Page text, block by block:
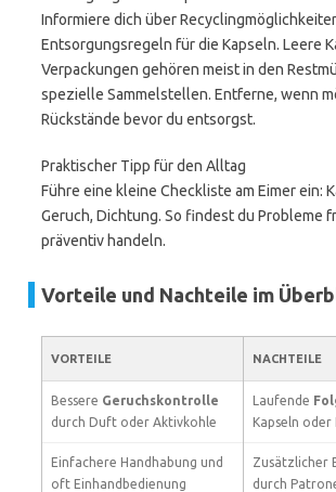
Informiere dich über
Entsorgungsregeln für die Kapseln. Leere
Verpackungen gehören meist in den
spezielle Sammelstellen. Entferne, wenn
Rückstände bevor du entsorgst.
Praktischer Tipp für den Alltag
Führe eine kleine Checkliste am Eimer ein:
Geruch, Dichtung. So findest du Probleme
präventiv handeln.
Vorteile und Nachteile im
VORTEILE NACHTEILE
Bessere Geruchskontrolle
durch Duft oder Aktivkohle
Laufende
Kapseln oder
Einfachere Handhabung und
oft Einhandbedienung
Zusätzlicher
durch